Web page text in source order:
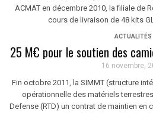
ACMAT en décembre 2010, la filiale de
cours de livraison de 48 kits
ACTUALITÉS
25 M€ pour le soutien des
16 novembre,
Fin octobre 2011, la SIMMT (structure
opérationnelle des matériels
Defense (RTD) un contrat de maintien en